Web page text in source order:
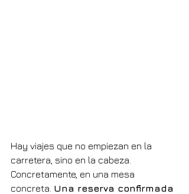
Hay viajes que no empiezan en la
carretera, sino en la cabeza.
Concretamente, en una mesa
concreta. Una reserva confirmada